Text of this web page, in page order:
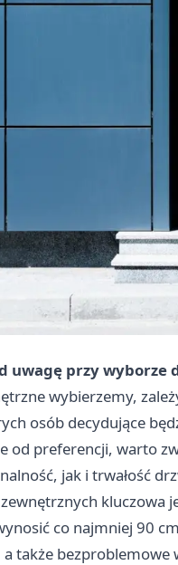
uwagę przy wyborze
wybierzemy,
osób decydujące
od preferencji, warto
jak i trwałość
kluczowa
co najmniej 90
także